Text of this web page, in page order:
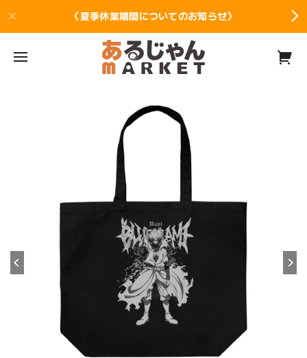
〈夏季休業期間についてのお知らせ〉